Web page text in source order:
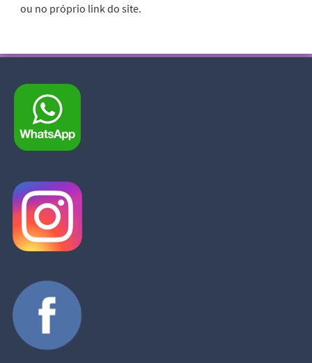
ou no próprio link do site.